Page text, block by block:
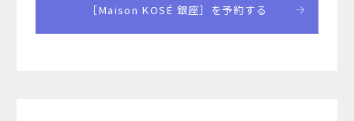
［Maison KOSÉ 銀座］を予約する